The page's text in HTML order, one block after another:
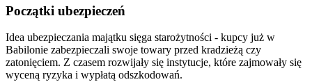
Początki ubezpieczeń
Idea ubezpieczania majątku sięga starożytności - kupcy już w
Babilonie zabezpieczali swoje towary przed kradzieżą czy
zatonięciem. Z czasem rozwijały się instytucje, które zajmowały się
wyceną ryzyka i wypłatą odszkodowań.